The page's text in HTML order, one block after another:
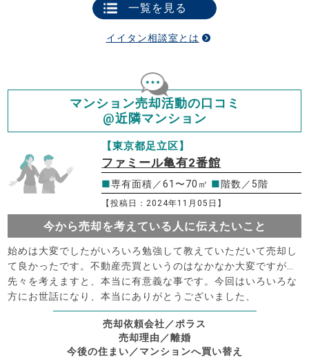
一覧を見る
イイタン相談室とは
マンション売却活動の口コミ
@近隣マンション
【東京都足立区】
ファミール亀有2番館
■専有面積／61〜70㎡ ■階数／5階
【投稿日：2024年11月05日】
今から売却を考えている人に伝えたいこと
始めは大変でしたがいろいろ勉強して教えていただいて売却し
て良かったです。不動産売買というのはなかなか大変ですが…
先々を考えますと、本当に有意義な事です。今回はいろいろな
方にお世話になり、本当にありがとうございました、
売却依頼会社／ポラス
売却理由／離婚
今後の住まい／マンションへ買い替え